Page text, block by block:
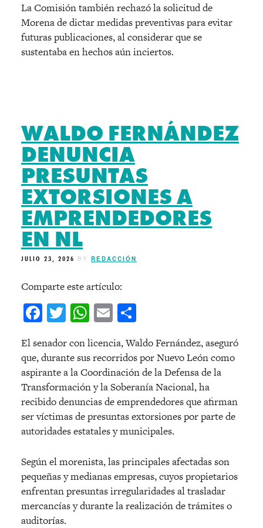
La Comisión también rechazó la solicitud de
Morena de dictar medidas preventivas para evitar
futuras publicaciones, al considerar que se
sustentaba en hechos aún inciertos.
WALDO FERNÁNDEZ
DENUNCIA
PRESUNTAS
EXTORSIONES A
EMPRENDEDORES
EN NL
JULIO 23, 2026 BY REDACCIÓN
Comparte este artículo:
Facebook
Twitter
WhatsApp
Email
El senador con licencia, Waldo Fernández, aseguró
que, durante sus recorridos por Nuevo León como
aspirante a la Coordinación de la Defensa de la
Transformación y la Soberanía Nacional, ha
recibido denuncias de emprendedores que afirman
ser víctimas de presuntas extorsiones por parte de
autoridades estatales y municipales.
Según el morenista, las principales afectadas son
pequeñas y medianas empresas, cuyos propietarios
enfrentan presuntas irregularidades al trasladar
mercancías y durante la realización de trámites o
auditorías.